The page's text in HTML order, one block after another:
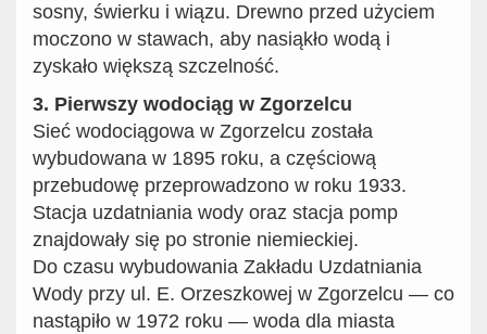
sosny, świerku i wiązu. Drewno przed użyciem
moczono w stawach, aby nasiąkło wodą i
zyskało większą szczelność.
3. Pierwszy wodociąg w Zgorzelcu
Sieć wodociągowa w Zgorzelcu została
wybudowana w 1895 roku, a częściową
przebudowę przeprowadzono w roku 1933.
Stacja uzdatniania wody oraz stacja pomp
znajdowały się po stronie niemieckiej.
Do czasu wybudowania Zakładu Uzdatniania
Wody przy ul. E. Orzeszkowej w Zgorzelcu — co
nastąpiło w 1972 roku — woda dla miasta